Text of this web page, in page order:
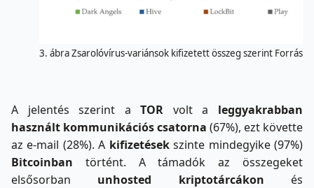
3. ábra Zsarolóvírus-variánsok kifizetett összeg szerint Forrás:
A jelentés szerint aTOR volt a leggyakrabban
használt kommunikációs csatorna (67%), ezt követte
az e-mail (28%). A kifizetésekszinte mindegyike (97%)
Bitcoinban történt. A támadók az összegeket
elsősorban unhosted kriptotárcákon és